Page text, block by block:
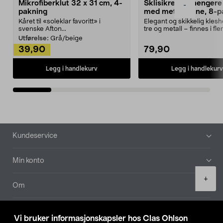
Vi bruker informasjonskapsler hos Clas Ohlson
-
+
Mikrofiberklut 32 x 31 cm, 4-
pakning
Kåret til «soleklar favoritt» i
svenske Afton...
Utførelse: Grå/beige
39,90
Legg i handlekurv
Sklisikre
med metallpinne, 8-
Elegant og skikkelig
tre og metall – finnes i
79,90
Legg i handlekurv
Bunntekst
Kundeservice
Min konto
Om